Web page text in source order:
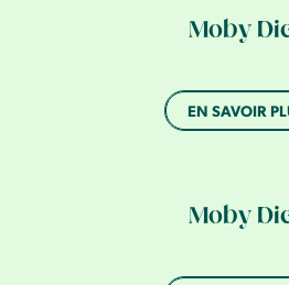
Moby
EN SAVOIR
Moby